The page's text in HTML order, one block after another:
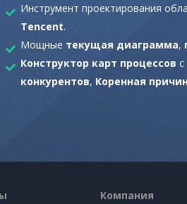
Инструмент проектирования
Tencent.
Мощные текущая диаграмма,
Конструктор карт процессов
конкурентов, Коренная
Компания